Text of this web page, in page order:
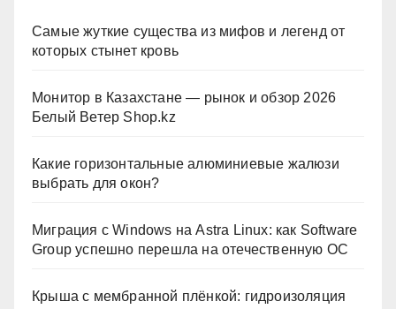
Самые жуткие существа из мифов и легенд от
которых стынет кровь
Монитор в Казахстане — рынок и обзор 2026
Белый Ветер Shop.kz
Какие горизонтальные алюминиевые жалюзи
выбрать для окон?
Миграция с Windows на Astra Linux: как Software
Group успешно перешла на отечественную ОС
Крыша с мембранной плёнкой: гидроизоляция